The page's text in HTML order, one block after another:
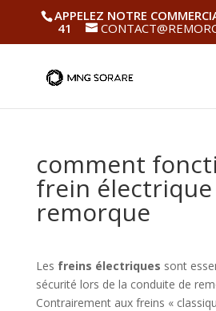
APPELEZ NOTRE
41
comment
frein électrique
remorque
Les freins électriques sont
sécurité lors de la conduite de
Contrairement aux freins «